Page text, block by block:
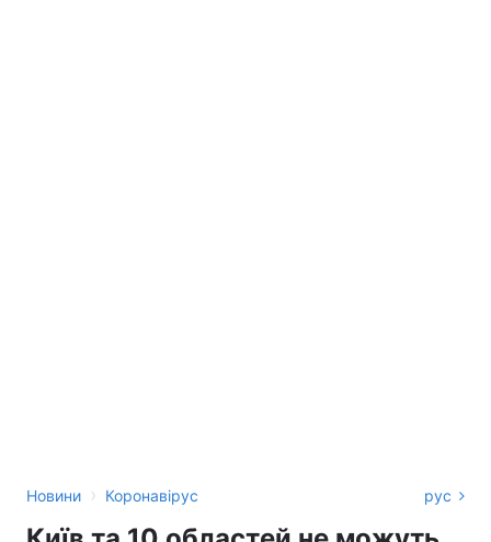
Новини › Коронавірус рус